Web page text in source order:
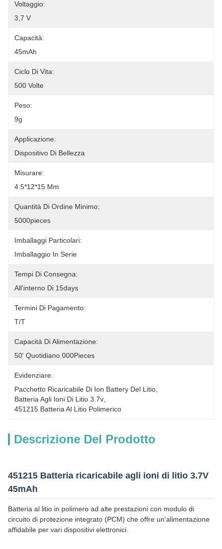
Voltaggio:
3,7 V
Capacità:
45mAh
Ciclo Di Vita:
500 Volte
Peso:
9g
Applicazione:
Dispositivo Di Bellezza
Misurare:
4.5*12*15 Mm
Quantità Di Ordine Minimo:
5000pieces
Imballaggi Particolari:
Imballaggio In Serie
Tempi Di Consegna:
All'interno Di 15days
Termini Di Pagamento:
T/T
Capacità Di Alimentazione:
50' Quotidiano 000Pieces
Evidenziare:
Pacchetto Ricaricabile Di Ion Battery Del Litio
Batteria Agli Ioni Di Litio 3.7v
451215 Batteria Al Litio Polimerico
Descrizione Del Prodotto
451215 Batteria ricaricabile agli ioni di litio 3.7V
45mAh
Batteria al litio in polimero ad alte prestazioni con modulo di
circuito di protezione integrato (PCM) che offre un'alimentazione
affidabile per vari dispositivi elettronici.